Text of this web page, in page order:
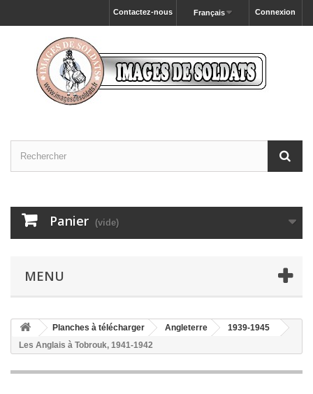
Connexion
Français
Contactez-nous
Panier (vide)
MENU
Planches à télécharger Angleterre
1939-1945
Les Anglais à Tobrouk, 1941-1942